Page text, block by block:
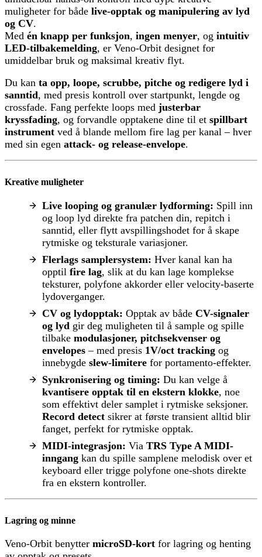
muligheter for både live-opptak og manipulering av lyd
og CV.
Med én knapp per funksjon, ingen menyer, og intuitiv
LED-tilbakemelding, er Veno-Orbit designet for
umiddelbar bruk og maksimal kreativ flyt.
Du kan ta opp, loope, scrubbe, pitche og redigere lyd i
sanntid, med presis kontroll over startpunkt, lengde og
crossfade. Fang perfekte loops med justerbar
kryssfading, og forvandle opptakene dine til et spillbart
instrument ved å blande mellom fire lag per kanal – hver
med sin egen attack- og release-envelope.
Kreative muligheter
Live looping og granulær lydforming: Spill inn
og loop lyd direkte fra patchen din, repitch i
sanntid, eller flytt avspillingshodet for å skape
rytmiske og teksturale variasjoner.
Flerlags samplersystem: Hver kanal kan ha
opptil fire lag, slik at du kan lage komplekse
teksturer, polyfone akkorder eller velocity-baserte
lydoverganger.
CV og lydopptak: Opptak av både CV-signaler
og lyd gir deg muligheten til å sample og spille
tilbake modulasjoner, pitchsekvenser og
envelopes – med presis 1V/oct tracking og
innebygde slew-limitere for portamento-effekter.
Synkronisering og timing: Du kan velge å
kvantisere opptak til en ekstern klokke, noe
som effektivt deler samplet i rytmiske seksjoner.
Record detect sikrer at første transient alltid blir
fanget, perfekt for rytmiske opptak.
MIDI-integrasjon: Via TRS Type A MIDI-
inngang kan du spille samplene melodisk over et
keyboard eller trigge polyfone one-shots direkte
fra en ekstern kontroller.
Lagring og minne
Veno-Orbit benytter microSD-kort for lagring og henting